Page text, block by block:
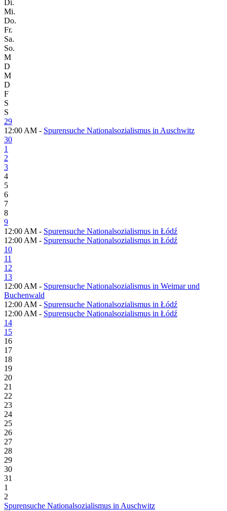
Di.
Mi.
Do.
Fr.
Sa.
So.
M
D
M
D
F
S
S
29
12:00 AM - Spurensuche Nationalsozialismus in Auschwitz
30
1
2
3
4
5
6
7
8
9
12:00 AM - Spurensuche Nationalsozialismus in Łódź
12:00 AM - Spurensuche Nationalsozialismus in Łódź
10
11
12
13
12:00 AM - Spurensuche Nationalsozialismus in Weimar und
Buchenwald
12:00 AM - Spurensuche Nationalsozialismus in Łódź
12:00 AM - Spurensuche Nationalsozialismus in Łódź
14
15
16
17
18
19
20
21
22
23
24
25
26
27
28
29
30
31
1
2
Spurensuche Nationalsozialismus in Auschwitz